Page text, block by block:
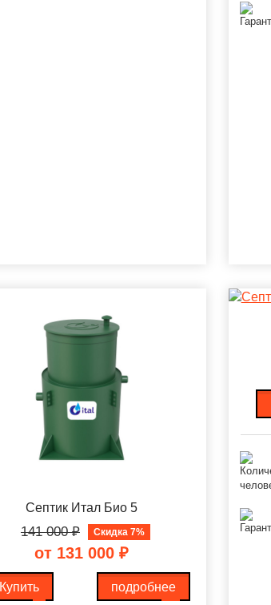
Септик Итал Био 5
141 000₽ Скидка 7%
от 131 000₽
Купить подробнее